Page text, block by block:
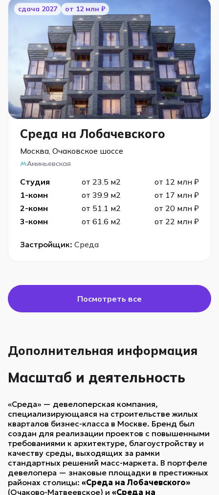
cдача 2027 от 12 млн ₽
Среда на Лобачевского
Москва, Очаковское шоссе
Аминьевская
Студия от 23.5 м2
от 12 млн ₽
1-комн
от 39.9 м2
от 17 млн ₽
2-комн
от 51.1 м2
от 20 млн ₽
3-комн
от 61.6 м2 от 22 млн ₽
Застройщик: Среда
Посмотреть все
Дополнительная информация
Масштаб и деятельность
«Среда» — девелоперская компания,
специализирующаяся на строительстве жилых
кварталов бизнес-класса в Москве. Бренд был
создан для реализации проектов с повышенными
требованиями к архитектуре, благоустройству и
качеству среды, выходящих за рамки
стандартных решений масс-маркета. В портфеле
девелопера — знаковые площадки в престижных
районах столицы: «Среда на Лобачевского»
(Очаково-Матвеевское) и «Среда на